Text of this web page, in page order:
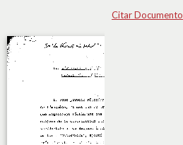
Citar Documento